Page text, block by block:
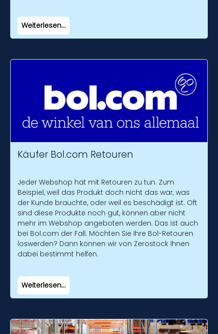
Weiterlesen...
Käufer Bol.com Retouren
Jeder Webshop hat mit Retouren zu tun. Zum
Beispiel, weil das Produkt doch nicht das war, was
der Kunde brauchte, oder weil es beschädigt ist. Oft
sind diese Produkte noch gut, können aber nicht
mehr im Webshop angeboten werden. Das ist auch
bei Bol.com der Fall. Möchten Sie Ihre Bol-Retouren
loswerden? Dann können wir von Zerostock Ihnen
dabei bestimmt helfen.
Weiterlesen...